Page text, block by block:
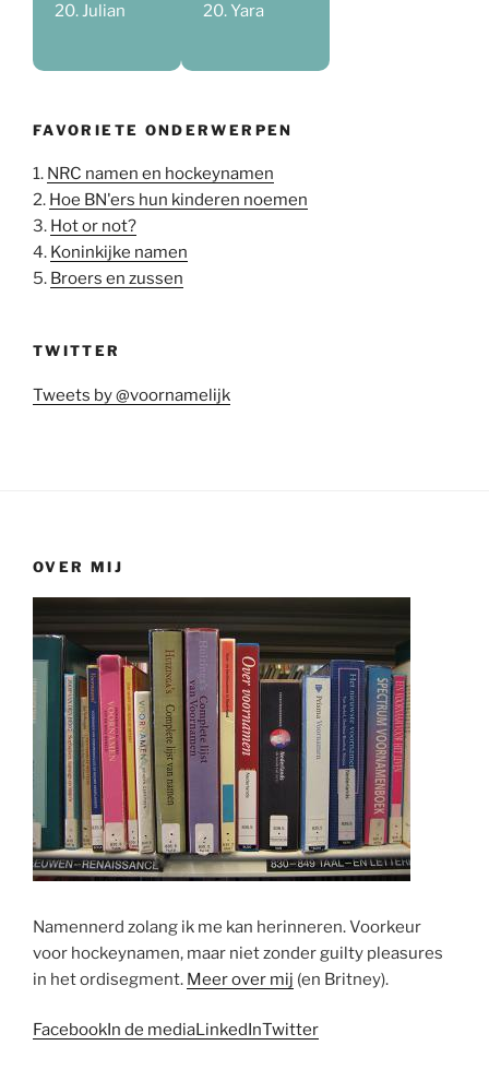
Julian Yara
FAVORIETE ONDERWERPEN
1. NRC namen en hockeynamen
2. Hoe BN'ers hun kinderen noemen
3. Hot or not?
4. Koninkijke namen
5. Broers en zussen
TWITTER
Tweets by @voornamelijk
OVER MIJ
Namennerd zolang ik me kan herinneren. Voorkeur
voor hockeynamen, maar niet zonder guilty pleasures
in het ordisegment. Meer over mij (en Britney).
FacebookIn de mediaLinkedInTwitter